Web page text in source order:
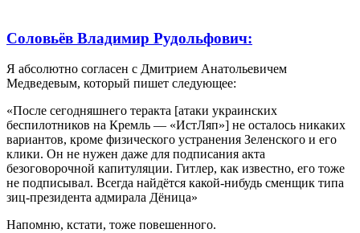
Соловьёв Владимир Рудольфович:
Я абсолютно согласен с Дмитрием Анатольевичем
Медведевым, который пишет следующее:
«После сегодняшнего теракта [атаки украинских
беспилотников на Кремль — «ИстЛяп»] не осталось никаких
вариантов, кроме физического устранения Зеленского и его
клики. Он не нужен даже для подписания акта
безоговорочной капитуляции. Гитлер, как известно, его тоже
не подписывал. Всегда найдётся какой-нибудь сменщик типа
зиц-президента адмирала Дёница»
Напомню, кстати, тоже повешенного.